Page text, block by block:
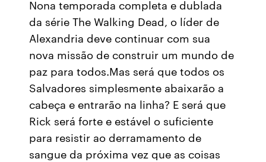
Nona temporada completa e dublada
da série The Walking Dead, o líder de
Alexandria deve continuar com sua
nova missão de construir um mundo de
paz para todos.Mas será que todos os
Salvadores simplesmente abaixarão a
cabeça e entrarão na linha? E será que
Rick será forte e estável o suficiente
para resistir ao derramamento de
sangue da próxima vez que as coisas